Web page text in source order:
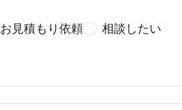
お見積もり依頼
相談したい